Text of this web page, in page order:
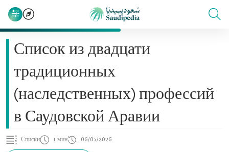
Список из двадцати
традиционных
(наследственных) профессий
в Саудовской Аравии
Списки 1 мин 06/05/2026